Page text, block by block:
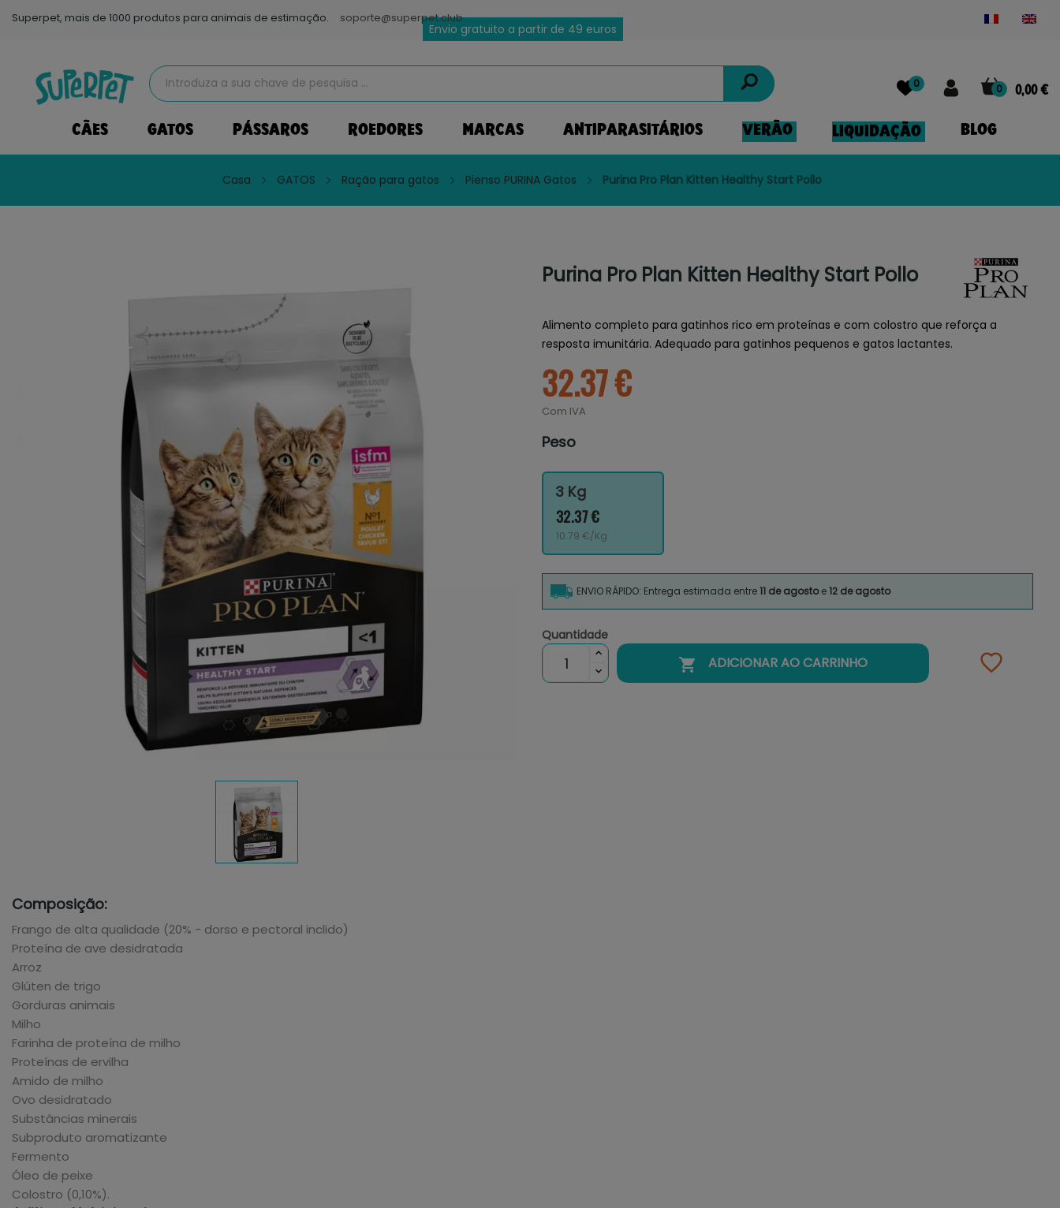
Superpet, mais de 1000 produtos para animais de estimação. soporte@superpet.club
Envio gratuito a partir de 49 euros
0 0,00 €
0
CÃES GATOS PÁSSAROS ROEDORES MARCAS ANTIPARASITÁRIOS VERÃO LIQUIDAÇÃO BLOG
Casa GATOS Ração para gatos Pienso PURINA Gatos Purina Pro Plan Kitten Healthy Start Pollo
Purina Pro Plan Kitten Healthy Start Pollo
Alimento completo para gatinhos rico em proteínas e com colostro que reforça a
resposta imunitária. Adequado para gatinhos pequenos e gatos lactantes.
32.37 €
Com IVA
Peso
3 Kg
32.37 €
10.79 €/Kg
ENVIO RÁPIDO: Entrega estimada entre11 de agostoe12 de agosto
Quantidade
 ADICIONAR AO CARRINHO
Composição:
Frango de alta qualidade (20% - dorso e pectoral inclido)
Proteína de ave desidratada
Arroz
Glúten de trigo
Gorduras animais
Milho
Farinha de proteína de milho
Proteínas de ervilha
Amido de milho
Ovo desidratado
Substâncias minerais
Subproduto aromatizante
Fermento
Óleo de peixe
Colostro (0,10%).